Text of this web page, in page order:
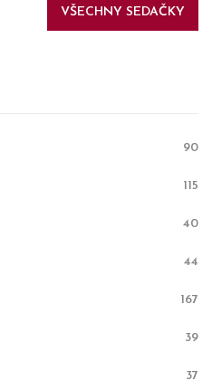
VŠECHNY SEDAČKY
90
115
40
44
167
39
37